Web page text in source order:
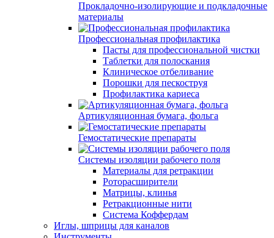
Прокладочно-изолирующие и подкладочные
материалы
Профессиональная профилактика
Пасты для профессиональной чистки
Таблетки для полоскания
Клиническое отбеливание
Порошки для пескоструя
Профилактика кариеса
Артикуляционная бумага, фольга
Гемостатические препараты
Системы изоляции рабочего поля
Материалы для ретракции
Роторасширители
Матрицы, клинья
Ретракционные нити
Система Коффердам
Иглы, шприцы для каналов